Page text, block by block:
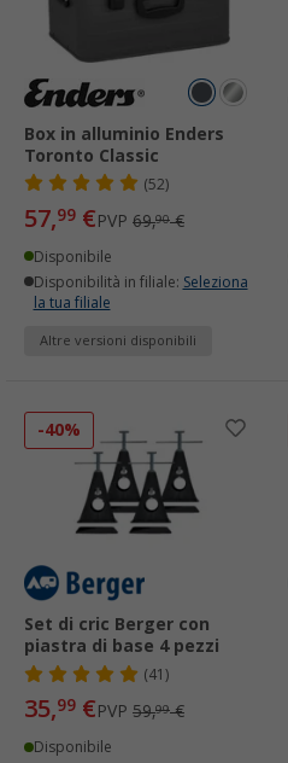
Box in alluminio Enders
Toronto Classic
(52)
57,99 €PVP 69,90€
Disponibile
Disponibilità in filiale: Seleziona
la tua filiale
Altre versioni disponibili
-40%
Set di cric Berger con
piastra di base 4 pezzi
(41)
35,99 €PVP 59,99€
Disponibile